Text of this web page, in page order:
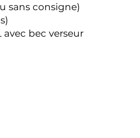
sans consigne)
avec bec verseur